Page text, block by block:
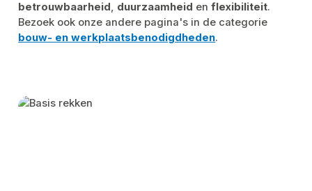
betrouwbaarheid, duurzaamheid enflexibiliteit.
Bezoek ook onze andere pagina's in de categorie
bouw- en werkplaatsbenodigdheden.
Skip category gallery